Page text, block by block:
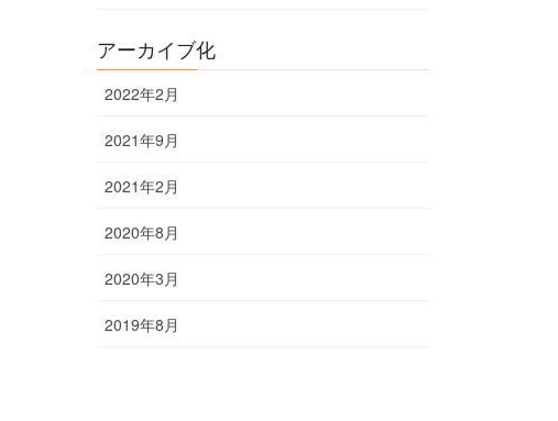
アーカイブ化
2022年2月
2021年9月
2021年2月
2020年8月
2020年3月
2019年8月